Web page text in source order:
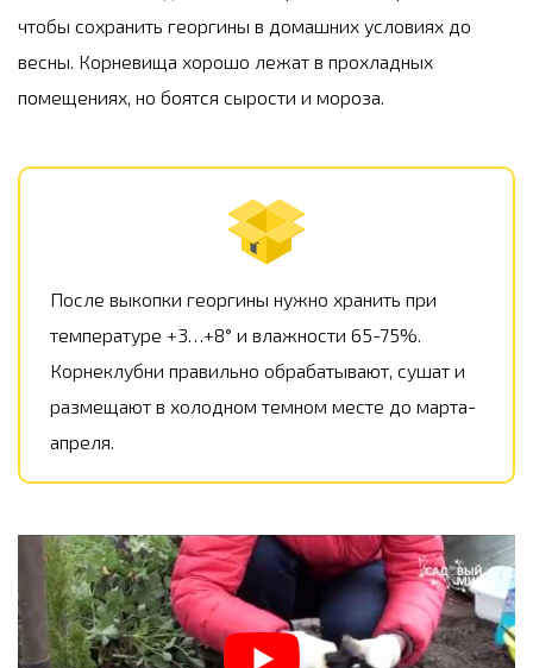
чтобы сохранить георгины в домашних условиях до
весны. Корневища хорошо лежат в прохладных
помещениях, но боятся сырости и мороза.
После выкопки георгины нужно хранить при
температуре +3…+8° и влажности 65-75%.
Корнеклубни правильно обрабатывают, сушат и
размещают в холодном темном месте до марта-
апреля.